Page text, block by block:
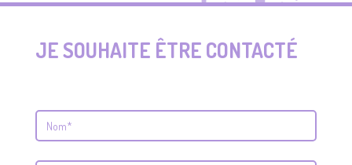
JE SOUHAITE ÊTRE CONTACTÉ